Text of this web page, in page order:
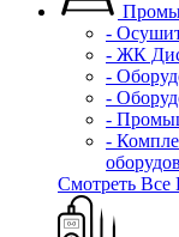
-
- ЖК
-
-
-
-
Смотреть